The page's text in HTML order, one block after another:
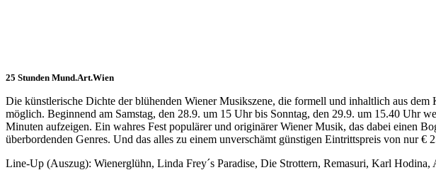
25 Stunden Mund.Art.Wien
Die künstlerische Dichte der blühenden Wiener Musikszene, die formell und inhaltlich aus
möglich. Beginnend am Samstag, den 28.9. um 15 Uhr bis Sonntag, den 29.9. um 15.40 Uhr
Minuten aufzeigen. Ein wahres Fest populärer und originärer Wiener Musik, das dabei einen
überbordenden Genres. Und das alles zu einem unverschämt günstigen Eintrittspreis von nur €
Line-Up (Auszug): Wienerglühn, Linda Frey´s Paradise, Die Strottern, Remasuri, Karl